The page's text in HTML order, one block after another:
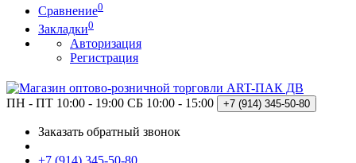
Сравнение0
Закладки0
Авторизация
Регистрация
ПН - ПТ 10:00 - 19:00 СБ 10:00 - 15:00 +7 (914) 345-50-80
Заказать обратный звонок
+7 (914) 345-50-80